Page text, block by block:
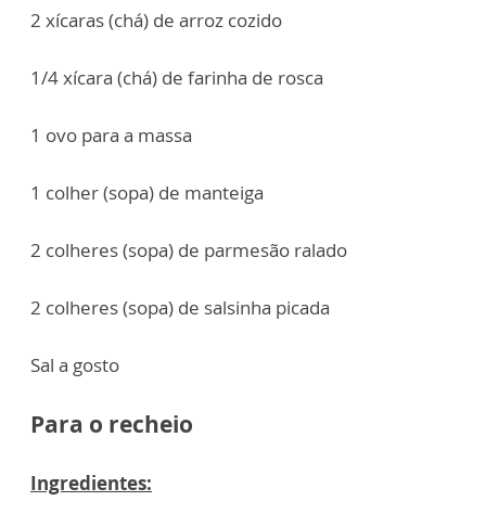
2 xícaras (chá) de arroz cozido
1/4 xícara (chá) de farinha de rosca
1 ovo para a massa
1 colher (sopa) de manteiga
2 colheres (sopa) de parmesão ralado
2 colheres (sopa) de salsinha picada
Sal a gosto
Para o recheio
Ingredientes: